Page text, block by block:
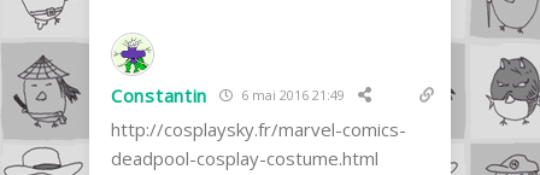
Constantin 6 mai 2016 21:49
http://cosplaysky.fr/marvel-comics-
deadpool-cosplay-costume.html